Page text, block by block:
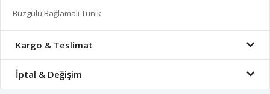
Büzgülü Bağlamalı Tunik
Kargo & Teslimat
İptal & Değişim